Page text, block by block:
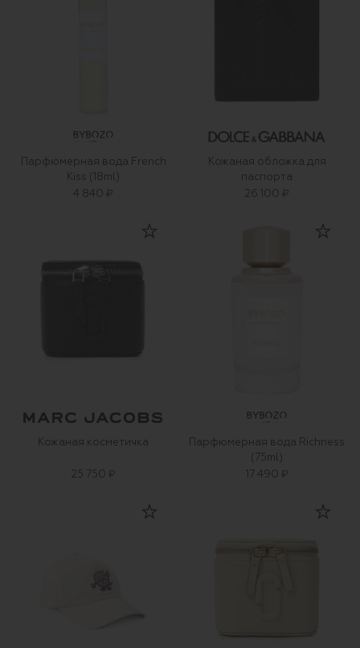
Парфюмерная вода French
Kiss (18ml)
4 840 ₽
Кожаная обложка для
паспорта
26 100 ₽
Кожаная косметичка
25 750 ₽
Парфюмерная вода Richness
(75ml)
17 490 ₽